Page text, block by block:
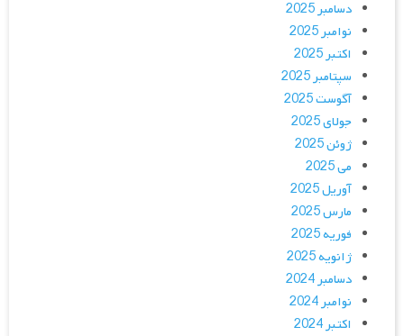
دسامبر 2025
نوامبر 2025
اکتبر 2025
سپتامبر 2025
آگوست 2025
جولای 2025
ژوئن 2025
می 2025
آوریل 2025
مارس 2025
فوریه 2025
ژانویه 2025
دسامبر 2024
نوامبر 2024
اکتبر 2024